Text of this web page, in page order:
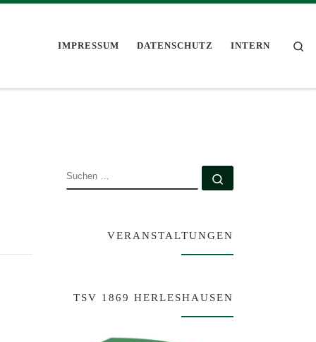
IMPRESSUM DATENSCHUTZ INTERN
SUCHE
VERANSTALTUNGEN
TSV 1869 HERLESHAUSEN